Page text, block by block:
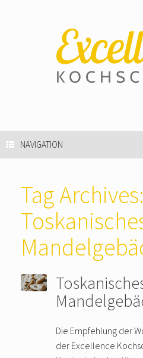
NAVIGATION
Tag Archives:
Die Empfehlung der
der Excellence